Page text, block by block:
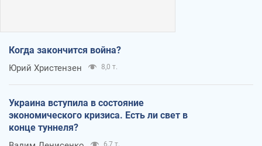
Когда закончится война?
Юрий Христензен 8,0 т.
Украина вступила в состояние
экономического кризиса. Есть ли свет в
конце туннеля?
6,7 т.